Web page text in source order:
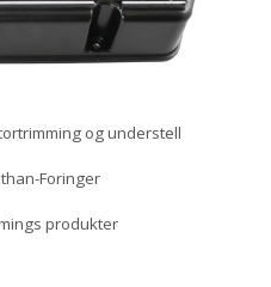
og understell
Foringer
produkter